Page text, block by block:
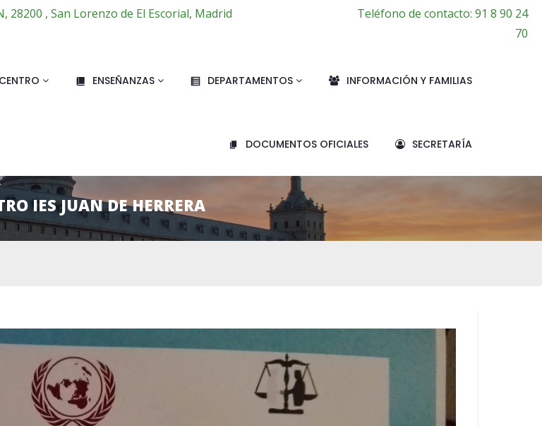
28200 , San Lorenzo de El Escorial, Madrid
Teléfono de contacto: 91 8 90 24
70
ENSEÑANZAS DEPARTAMENTOS INFORMACIÓN Y FAMILIAS
DOCUMENTOS OFICIALES SECRETARÍA
IES JUAN DE HERRERA